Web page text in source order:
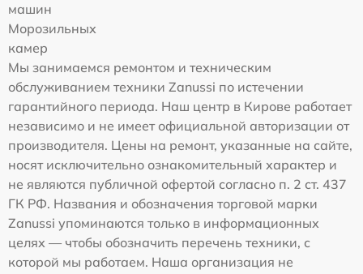
машин
Морозильных
камер
Мы занимаемся ремонтом и техническим
обслуживанием техники Zanussi по истечении
гарантийного периода. Наш центр в Кирове работает
независимо и не имеет официальной авторизации от
производителя. Цены на ремонт, указанные на сайте,
носят исключительно ознакомительный характер и
не являются публичной офертой согласно п. 2 ст. 437
ГК РФ. Названия и обозначения торговой марки
Zanussi упоминаются только в информационных
целях — чтобы обозначить перечень техники, с
которой мы работаем. Наша организация не